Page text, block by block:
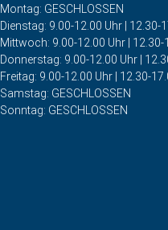
Montag: GESCHLOSSEN
Dienstag: 9.00-12.00 Uhr | 12.30-
Mittwoch: 9.00-12.00 Uhr | 12.30-
Donnerstag: 9.00-12.00 Uhr |
Freitag: 9.00-12.00 Uhr | 12.30-
Samstag: GESCHLOSSEN
Sonntag: GESCHLOSSEN